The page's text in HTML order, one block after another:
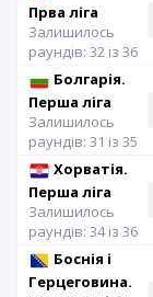
Прва ліга
Залишилось
раундів: 32 із 36
Болгарія.
Перша ліга
Залишилось
раундів: 31 із 35
Хорватія.
Перша ліга
Залишилось
раундів: 34 із 36
Боснія і
Герцеговина.